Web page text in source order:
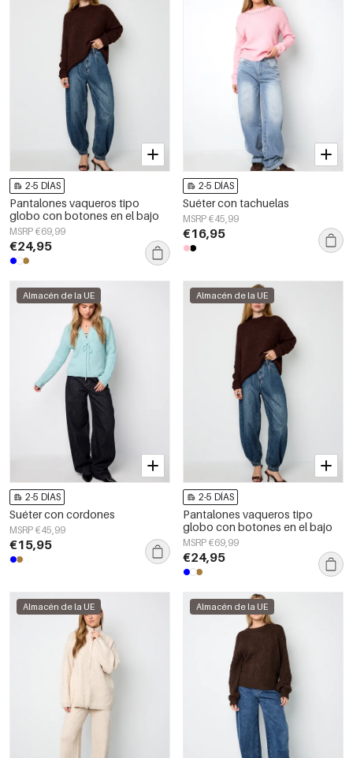
2-5 DÍAS
Pantalones vaqueros tipo
globo con botones en el bajo
MSRP €69,99
€24,95
2-5 DÍAS
Suéter con tachuelas
MSRP €45,99
€16,95
Almacén de la UE
2-5 DÍAS
Suéter con cordones
MSRP €45,99
€15,95
Almacén de la UE
2-5 DÍAS
Pantalones vaqueros tipo
globo con botones en el bajo
MSRP €69,99
€24,95
Almacén de la UE Almacén de la UE